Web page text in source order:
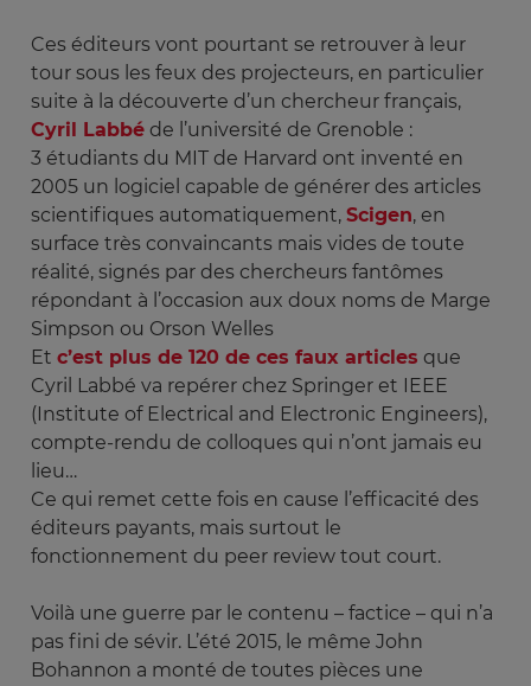
Ces éditeurs vont pourtant se retrouver à leur
tour sous les feux des projecteurs, en particulier
suite à la découverte d’un chercheur français,
Cyril Labbé de l’université de Grenoble :
3 étudiants du MIT de Harvard ont inventé en
2005 un logiciel capable de générer des articles
scientifiques automatiquement, Scigen, en
surface très convaincants mais vides de toute
réalité, signés par des chercheurs fantômes
répondant à l’occasion aux doux noms de Marge
Simpson ou Orson Welles
Et c’est plus de 120 de ces faux articles que
Cyril Labbé va repérer chez Springer et IEEE
(Institute of Electrical and Electronic Engineers),
compte-rendu de colloques qui n’ont jamais eu
lieu…
Ce qui remet cette fois en cause l’efficacité des
éditeurs payants, mais surtout le
fonctionnement du peer review tout court.
Voilà une guerre par le contenu – factice – qui n’a
pas fini de sévir. L’été 2015, le même John
Bohannon a monté de toutes pièces une